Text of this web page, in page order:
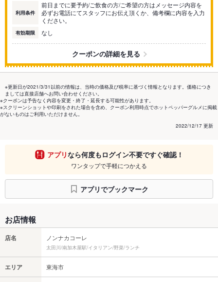
利用条件
前日までに要予約/ご飲食の方/ご希望の方はメッセージ内容を
必ずお電話にてスタッフにお伝え頂くか、備考欄に内容を入力
ください。
有効期限 なし
クーポンの詳細を見る
※更新日が2021/3/31以前の情報は、当時の価格及び税率に基づく情報となります。価格につき
ましては直接店舗へお問い合わせください。
※クーポンは予告なく内容を変更・終了・延長する可能性があります。
※スクリーンショットや印刷をされた場合を含め、クーポン利用時点でホットペッパーグルメに掲載
がないものはご利用いただけません。
2022/12/17 更新
アプリなら何度もログイン不要ですぐ確認！
ワンタップで手軽につかえる
アプリでブックマーク
お店情報
店名 ノンナカコーレ
太田川/南加木屋駅/イタリアン/野菜/ランチ
エリア 東海市